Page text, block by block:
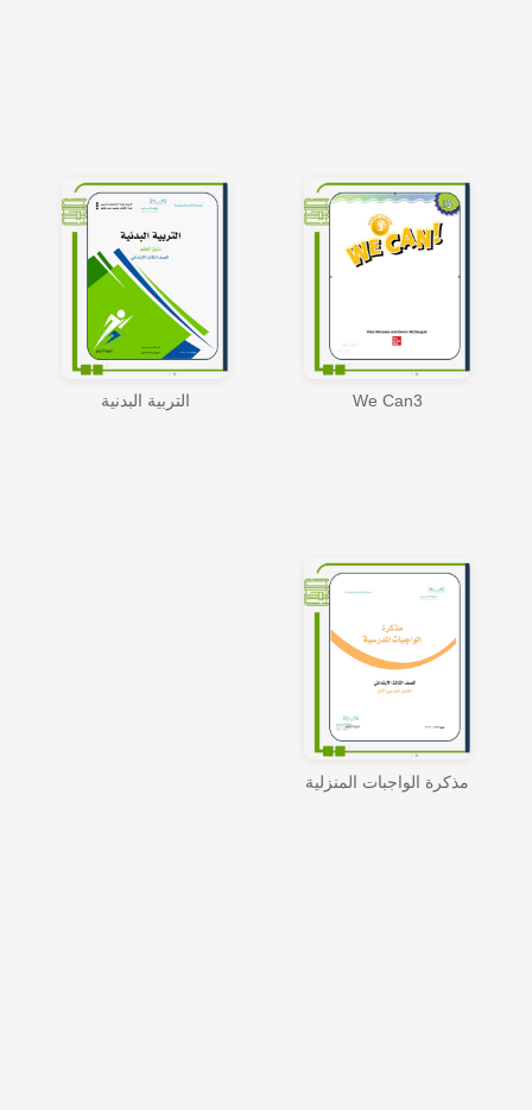
We Can3 التربية البدنية
مذكرة الواجبات المنزلية